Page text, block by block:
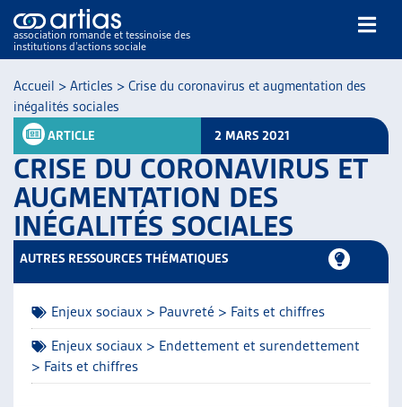
association romande et tessinoise des
institutions d’actions sociale
NOS PUBLICATIONS
ARTICLES
RESSOURCES
THÉMATIQUES
GUIDE SOCIAL ROMAND
Accueil > Articles > Crise du coronavirus et augmentation des
inégalités sociales
ARTICLE 2 MARS 2021
CRISE DU CORONAVIRUS ET
AUGMENTATION DES
INÉGALITÉS SOCIALES
AUTRES RESSOURCES THÉMATIQUES
Enjeux sociaux > Pauvreté > Faits et chiffres
Enjeux sociaux > Endettement et surendettement
> Faits et chiffres